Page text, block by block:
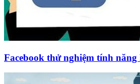
Facebook thử nghiệm tính